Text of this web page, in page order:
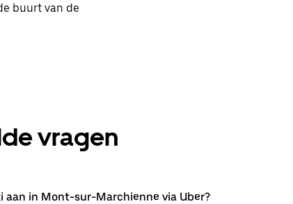
buurt van de
vragen
aan in Mont-sur-Marchienne via Uber?